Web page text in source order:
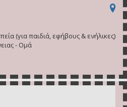
(για παιδιά, εφήβους & ενήλικες)
- Ομά